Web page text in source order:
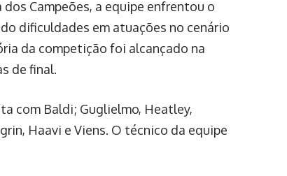
Campeões, a equipe enfrentou o
dificuldades em atuações no cenário
da competição foi alcançado na
de final.
com Baldi; Guglielmo, Heatley,
Haavi e Viens. O técnico da equipe